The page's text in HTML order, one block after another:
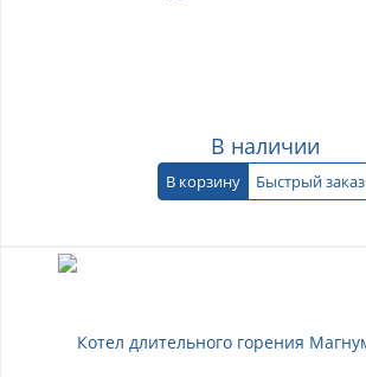
В наличии
В корзину Быстрый заказ